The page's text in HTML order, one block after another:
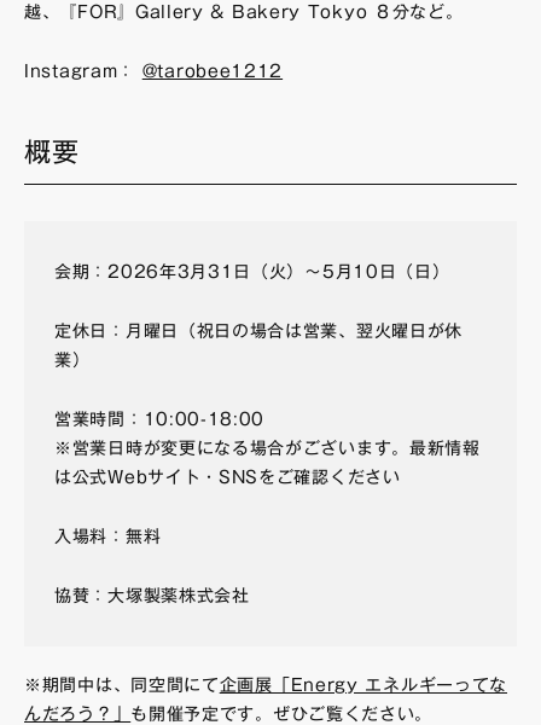
越、『FOR』Gallery & Bakery Tokyo ８分など。
Instagram： @tarobee1212
概要
会期：2026年3月31日（火）〜5月10日（日）
定休日：月曜日（祝日の場合は営業、翌火曜日が休
業）
営業時間：10:00-18:00
※営業日時が変更になる場合がございます。最新情報
は公式Webサイト・SNSをご確認ください
入場料：無料
協賛：大塚製薬株式会社
※期間中は、同空間にて企画展「Energy エネルギーってな
んだろう？」 も開催予定です。ぜひご覧ください。